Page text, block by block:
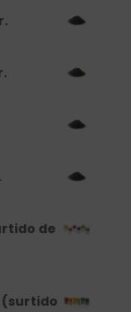
de
(surtido